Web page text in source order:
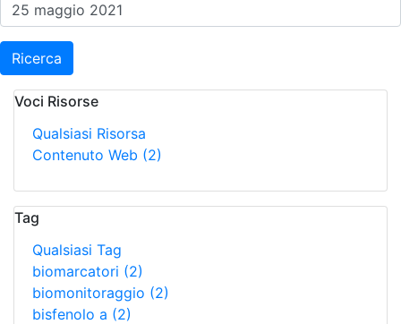
Ricerca
Voci Risorse
Qualsiasi Risorsa
Contenuto Web (2)
Tag
Qualsiasi Tag
biomarcatori (2)
biomonitoraggio (2)
bisfenolo a (2)